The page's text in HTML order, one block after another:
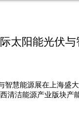
太阳能光伏与
慧能源展在上海盛
洁能源产业版块产